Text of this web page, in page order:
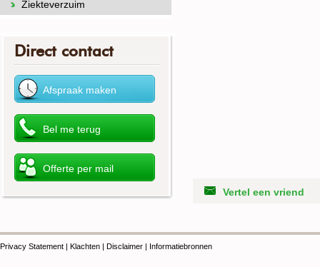
Vertel een vriend
Ziekteverzuim
Direct contact
Privacy Statement | Klachten | Disclaimer | Informatiebronnen